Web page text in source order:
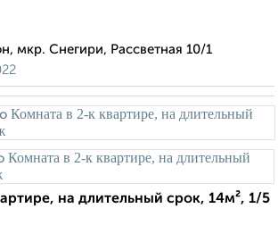
мкр. Снегири, Рассветная 10/1
на длительный срок, 14м², 1/5